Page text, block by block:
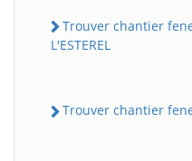
Trouver chantier
L'ESTEREL
Trouver chantier